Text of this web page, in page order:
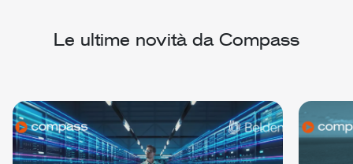
Le ultime novità da Compass